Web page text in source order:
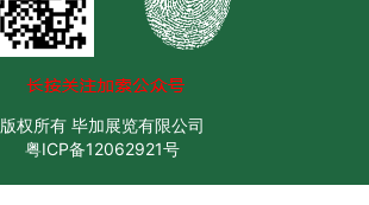
版权所有 毕加展览有限公司
粤ICP备12062921号